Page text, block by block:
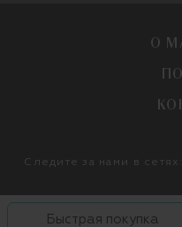
О
Следите за нами в сетях:
Быстрая покупка